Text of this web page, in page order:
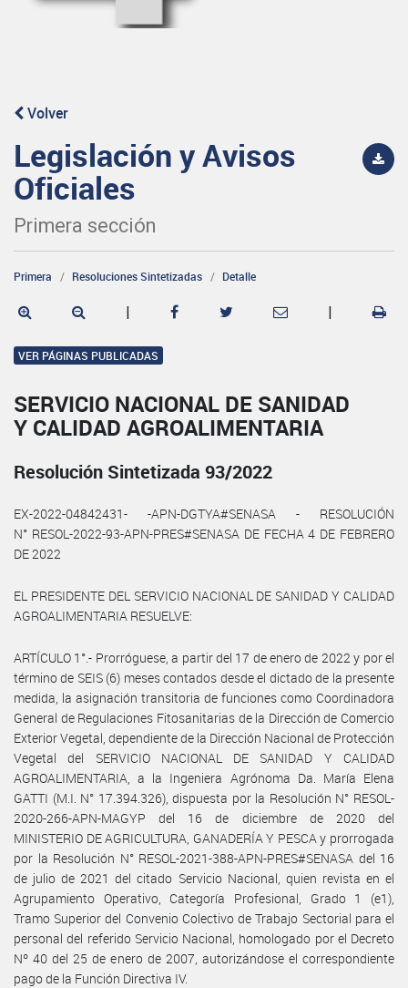
Volver
Legislación y Avisos
Oficiales
Primera sección
Primera Resoluciones Sintetizadas Detalle
| |
VER PÁGINAS PUBLICADAS
SERVICIO NACIONAL DE SANIDAD
Y CALIDAD AGROALIMENTARIA
Resolución Sintetizada 93/2022
EX-2022-04842431- -APN-DGTYA#SENASA - RESOLUCIÓN
N° RESOL-2022-93-APN-PRES#SENASA DE FECHA 4 DE FEBRERO
DE 2022
EL PRESIDENTE DEL SERVICIO NACIONAL DE SANIDAD Y CALIDAD
AGROALIMENTARIA RESUELVE:
ARTÍCULO 1°.- Prorróguese, a partir del 17 de enero de 2022 y por el
término de SEIS (6) meses contados desde el dictado de la presente
medida, la asignación transitoria de funciones como Coordinadora
General de Regulaciones Fitosanitarias de la Dirección de Comercio
Exterior Vegetal, dependiente de la Dirección Nacional de Protección
Vegetal del SERVICIO NACIONAL DE SANIDAD Y CALIDAD
AGROALIMENTARIA, a la Ingeniera Agrónoma Da. María Elena
GATTI (M.I. N° 17.394.326), dispuesta por la Resolución N° RESOL-
2020-266-APN-MAGYP del 16 de diciembre de 2020 del
MINISTERIO DE AGRICULTURA, GANADERÍA Y PESCA y prorrogada
por la Resolución N° RESOL-2021-388-APN-PRES#SENASA del 16
de julio de 2021 del citado Servicio Nacional, quien revista en el
Agrupamiento Operativo, Categoría Profesional, Grado 1 (e1),
Tramo Superior del Convenio Colectivo de Trabajo Sectorial para el
personal del referido Servicio Nacional, homologado por el Decreto
Nº 40 del 25 de enero de 2007, autorizándose el correspondiente
pago de la Función Directiva IV.